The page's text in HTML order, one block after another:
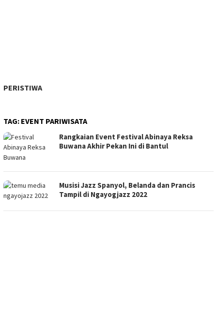
PERISTIWA
TAG: EVENT PARIWISATA
Rangkaian Event Festival Abinaya Reksa
Buwana Akhir Pekan Ini di Bantul
Musisi Jazz Spanyol, Belanda dan Prancis
Tampil di Ngayogjazz 2022